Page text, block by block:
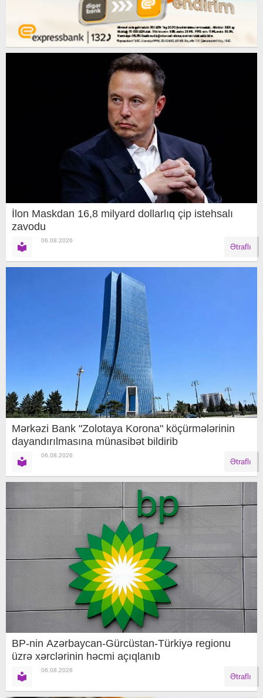
İlon Maskdan 16,8 milyard dollarlıq çip istehsalı
zavodu
06.08.2026
Ətraflı
Mərkəzi Bank "Zolotaya Korona" köçürmələrinin
dayandırılmasına münasibət bildirib
06.08.2026
Ətraflı
BP-nin Azərbaycan-Gürcüstan-Türkiyə regionu
üzrə xərclərinin həcmi açıqlanıb
06.08.2026
Ətraflı